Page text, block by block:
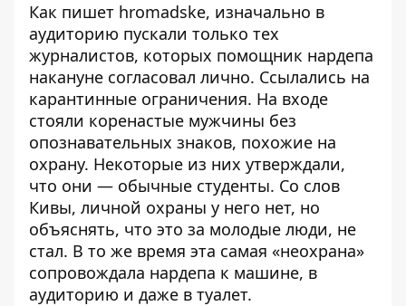
Как пишет hromadske, изначально в
аудиторию пускали только тех
журналистов, которых помощник нардепа
накануне согласовал лично. Ссылались на
карантинные ограничения. На входе
стояли коренастые мужчины без
опознавательных знаков, похожие на
охрану. Некоторые из них утверждали,
что они — обычные студенты. Со слов
Кивы, личной охраны у него нет, но
объяснять, что это за молодые люди, не
стал. В то же время эта самая «неохрана»
сопровождала нардепа к машине, в
аудиторию и даже в туалет.